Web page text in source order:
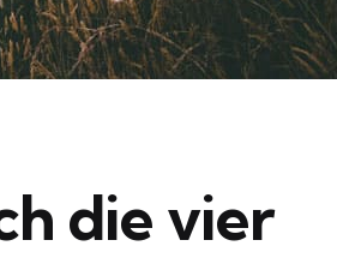
die vier